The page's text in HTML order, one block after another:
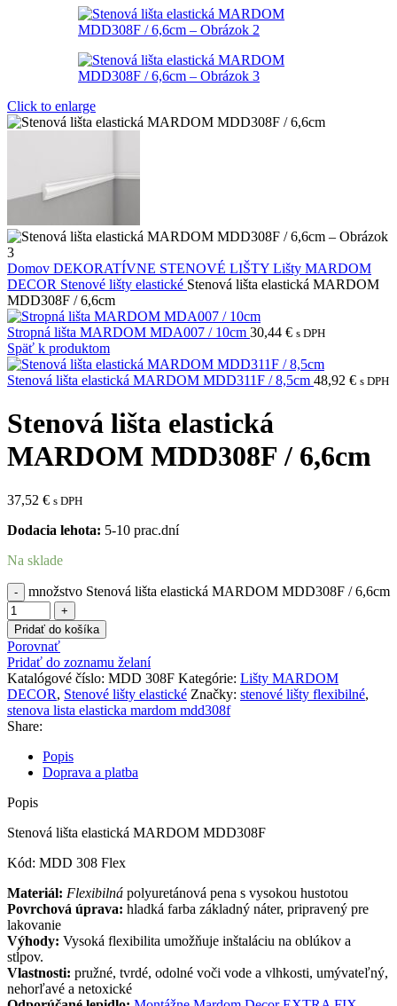
Click to enlarge
Domov DEKORATÍVNE STENOVÉ LIŠTY Lišty MARDOM
DECOR Stenové lišty elastické Stenová lišta elastická MARDOM
MDD308F / 6,6cm
Stropná lišta MARDOM MDA007 / 10cm 30,44 € s DPH
Späť k produktom
Stenová lišta elastická MARDOM MDD311F / 8,5cm 48,92 € s DPH
Stenová lišta elastická
MARDOM MDD308F / 6,6cm
37,52 € s DPH
Dodacia lehota: 5-10 prac.dní
Na sklade
množstvo Stenová lišta elastická MARDOM MDD308F / 6,6cm
Pridať do košíka
Porovnať
Pridať do zoznamu želaní
Katalógové číslo: MDD 308F Kategórie: Lišty MARDOM
DECOR, Stenové lišty elastické Značky: stenové lišty flexibilné,
stenova lista elasticka mardom mdd308f
Share:
Popis
Doprava a platba
Popis
Stenová lišta elastická MARDOM MDD308F
Kód: MDD 308 Flex
Materiál: Flexibilná polyuretánová pena s vysokou hustotou
Povrchová úprava: hladká farba základný náter, pripravený pre
lakovanie
Výhody: Vysoká flexibilita umožňuje inštaláciu na oblúkov a
stĺpov.
Vlastnosti: pružné, tvrdé, odolné voči vode a vlhkosti, umývateľný,
nehorľavé a netoxické